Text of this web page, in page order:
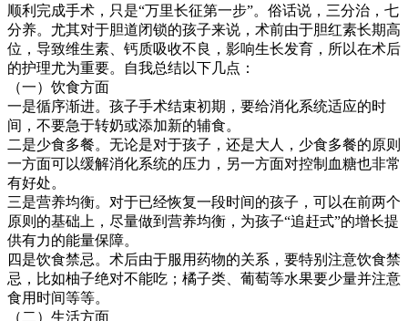
顺利完成手术，只是“万里长征第一步”。俗话说，三分治，七
分养。尤其对于胆道闭锁的孩子来说，术前由于胆红素长期高
位，导致维生素、钙质吸收不良，影响生长发育，所以在术后
的护理尤为重要。自我总结以下几点：
（一）饮食方面
一是循序渐进。孩子手术结束初期，要给消化系统适应的时
间，不要急于转奶或添加新的辅食。
二是少食多餐。无论是对于孩子，还是大人，少食多餐的原则
一方面可以缓解消化系统的压力，另一方面对控制血糖也非常
有好处。
三是营养均衡。对于已经恢复一段时间的孩子，可以在前两个
原则的基础上，尽量做到营养均衡，为孩子“追赶式”的增长提
供有力的能量保障。
四是饮食禁忌。术后由于服用药物的关系，要特别注意饮食禁
忌，比如柚子绝对不能吃；橘子类、葡萄等水果要少量并注意
食用时间等等。
（二）生活方面